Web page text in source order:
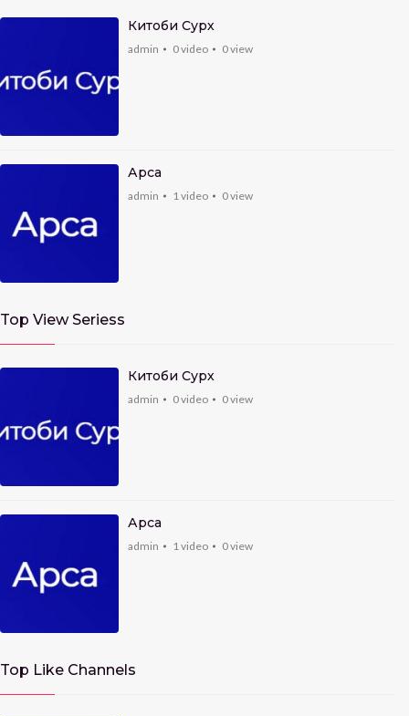
Китоби Сурх
admin 0video 0view
Арса
admin 1video 0view
Top View Seriess
Китоби Сурх
admin 0video 0view
Арса
admin 1video 0view
Top Like Channels